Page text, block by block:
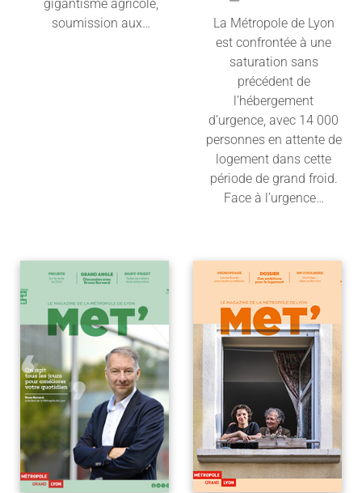
gigantisme agricole,
soumission aux…
La Métropole de Lyon
est confrontée à une
saturation sans
précédent de
l’hébergement
d’urgence, avec 14 000
personnes en attente de
logement dans cette
période de grand froid.
Face à l’urgence…